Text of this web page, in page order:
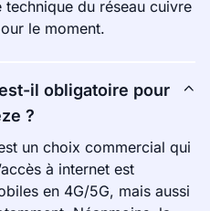
du réseau cuivre
le moment.
il obligatoire pour
?
un choix commercial qui
à internet est
en 4G/5G, mais aussi